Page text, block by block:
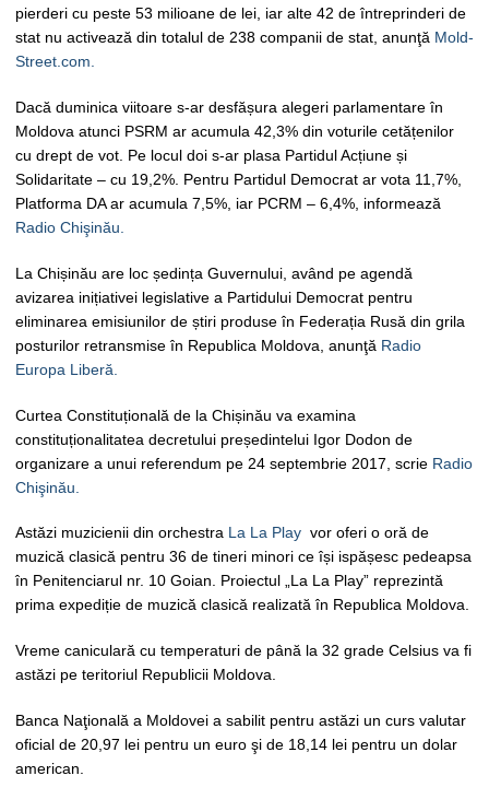
pierderi cu peste 53 milioane de lei, iar alte 42 de întreprinderi de
stat nu activează din totalul de 238 companii de stat, anunţă Mold-
Street.com.
Dacă duminica viitoare s-ar desfășura alegeri parlamentare în
Moldova atunci PSRM ar acumula 42,3% din voturile cetățenilor
cu drept de vot. Pe locul doi s-ar plasa Partidul Acțiune și
Solidaritate – cu 19,2%. Pentru Partidul Democrat ar vota 11,7%,
Platforma DA ar acumula 7,5%, iar PCRM – 6,4%, informează
Radio Chişinău.
La Chișinău are loc ședința Guvernului, având pe agendă
avizarea inițiativei legislative a Partidului Democrat pentru
eliminarea emisiunilor de știri produse în Federația Rusă din grila
posturilor retransmise în Republica Moldova, anunţă Radio
Europa Liberă.
Curtea Constituțională de la Chișinău va examina
constituționalitatea decretului președintelui Igor Dodon de
organizare a unui referendum pe 24 septembrie 2017, scrie Radio
Chişinău.
Astăzi muzicienii din orchestra La La Play vor oferi o oră de
muzică clasică pentru 36 de tineri minori ce își ispășesc pedeapsa
în Penitenciarul nr. 10 Goian. Proiectul „La La Play” reprezintă
prima expediție de muzică clasică realizată în Republica Moldova.
Vreme caniculară cu temperaturi de până la 32 grade Celsius va fi
astăzi pe teritoriul Republicii Moldova.
Banca Naţională a Moldovei a sabilit pentru astăzi un curs valutar
oficial de 20,97 lei pentru un euro şi de 18,14 lei pentru un dolar
american.